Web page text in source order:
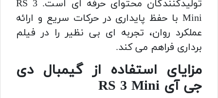
تولیدکنندگان محتوای حرفه ای است. RS 3
Mini با حفظ پایداری در حرکات سریع و ارائه
عملکرد روان، تجربه ای بی نظیر را در فیلم
برداری فراهم می کند.
مزایای استفاده از گیمبال دی
جی آی RS 3 Mini